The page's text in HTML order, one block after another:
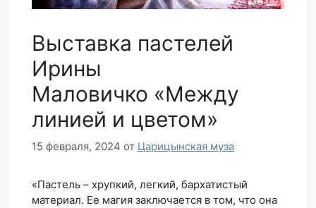
Выставка пастелей
Ирины
Маловичко «Между
линией и цветом»
15 февраля, 2024 от Царицынская муза
«Пастель – хрупкий, легкий, бархатистый
материал. Ее магия заключается в том, что она